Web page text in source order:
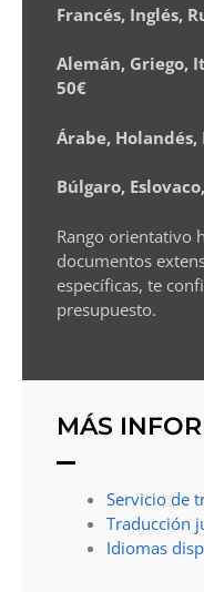
Francés, Inglés,
Alemán, Griego,
50€
Árabe, Holandés,
Búlgaro,
Rango orientativo
documentos
específicas, te
presupuesto.
MÁS
Servicio de
Traducción
Idiomas